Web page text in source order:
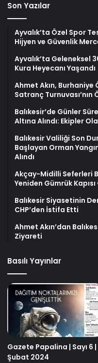
Son Yazılar
Ayvalık’ta Özel Spor
Hijyen ve Güvenlik
Ayvalık’ta Geleneksel
Kura Heyecanı Yaşandı
Ahmet Akın, Burhaniye
Satranç Turnuvası’nın
Balıkesir’de Günler
Altına Alındı: Ekipler
Balıkesir Valiliği Son
Başlayan Orman
Alındı
Akçay-Midilli Seferleri
Yeniden Gümrük Kapısı
Balıkesir Siyasetinin
CHP’den İstifa Etti
Ahmet Akın’dan
Ziyareti
Basılı Yayınlar
Gazete Papalina | Sayı 6 |
Şubat 2024